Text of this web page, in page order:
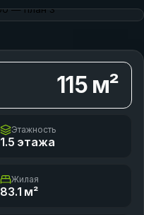
115м²
Этажность
1.5 этажа
Жилая
83.1 м²